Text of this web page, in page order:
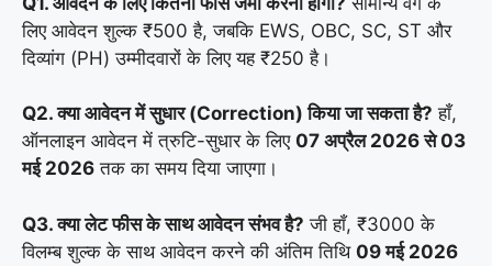
लिए आवेदन शुल्क ₹500 है, जबकि EWS, OBC, SC, ST और
दिव्यांग (PH) उम्मीदवारों के लिए यह ₹250 है।
Q2. क्या आवेदन में सुधार (Correction) किया जा सकता है? हाँ,
ऑनलाइन आवेदन में त्रुटि-सुधार के लिए 07 अप्रैल 2026 से 03
मई 2026 तक का समय दिया जाएगा।
Q3. क्या लेट फीस के साथ आवेदन संभव है? जी हाँ, ₹3000 के
विलम्ब शुल्क के साथ आवेदन करने की अंतिम तिथि 09 मई 2026